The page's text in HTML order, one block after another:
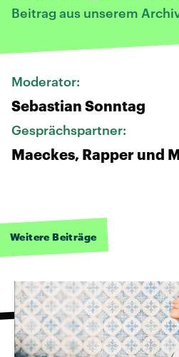
Beitrag aus unserem
Moderator:
Sebastian Sonntag
Gesprächspartner:
Maeckes, Rapper und
Weitere Beiträge